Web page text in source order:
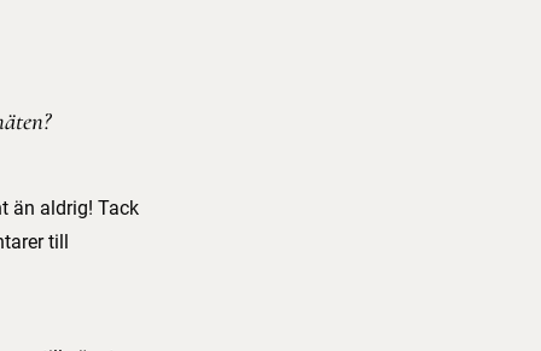
än aldrig! Tack
till